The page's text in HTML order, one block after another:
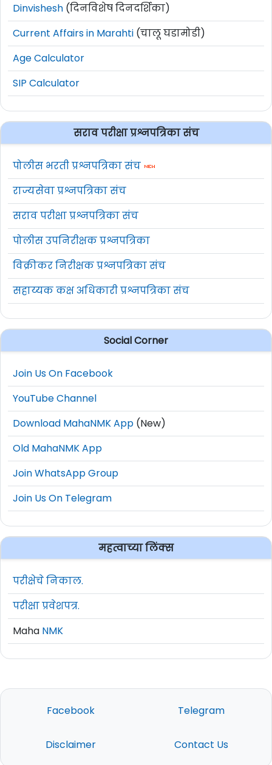
Dinvishesh (दिनविशेष दिनदर्शिका)
Current Affairs in Marahti (चालू घडामोडी)
Age Calculator
SIP Calculator
सराव परीक्षा प्रश्नपत्रिका संच
पोलीस भरती प्रश्नपत्रिका संच
राज्यसेवा प्रश्नपत्रिका संच
सराव परीक्षा प्रश्नपत्रिका संच
पोलीस उपनिरीक्षक प्रश्नपत्रिका
विक्रीकर निरीक्षक प्रश्नपत्रिका संच
सहाय्यक कक्ष अधिकारी प्रश्नपत्रिका संच
Social Corner
Join Us On Facebook
YouTube Channel
Download MahaNMK App (New)
Old MahaNMK App
Join WhatsApp Group
Join Us On Telegram
महत्वाच्या लिंक्स
परीक्षेचे निकाल.
परीक्षा प्रवेशपत्र.
Maha NMK
Facebook Telegram
Disclaimer Contact Us